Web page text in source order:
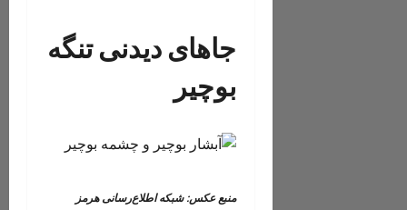
جاهای دیدنی تنگه
بوچیر
منبع عکس: شبکه اطلاع‌رسانی هرمز